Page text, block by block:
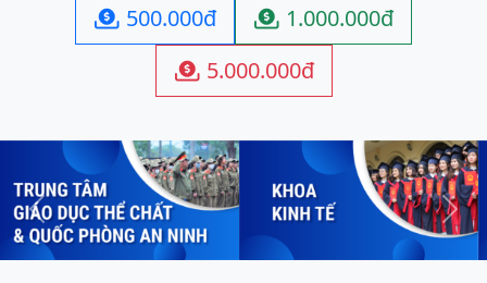
 500.000đ  1.000.000đ
 5.000.000đ
Previous Next